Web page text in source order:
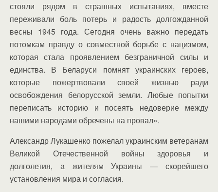
стояли рядом в страшных испытаниях, вместе
переживали боль потерь и радость долгожданной
весны 1945 года. Сегодня очень важно передать
потомкам правду о совместной борьбе с нацизмом,
которая стала проявлением безграничной силы и
единства. В Беларуси помнят украинских героев,
которые пожертвовали своей жизнью ради
освобождения белорусской земли. Любые попытки
переписать историю и посеять недоверие между
нашими народами обречены на провал».
Александр Лукашенко пожелал украинским ветеранам
Великой Отечественной войны здоровья и
долголетия, а жителям Украины — скорейшего
установления мира и согласия.